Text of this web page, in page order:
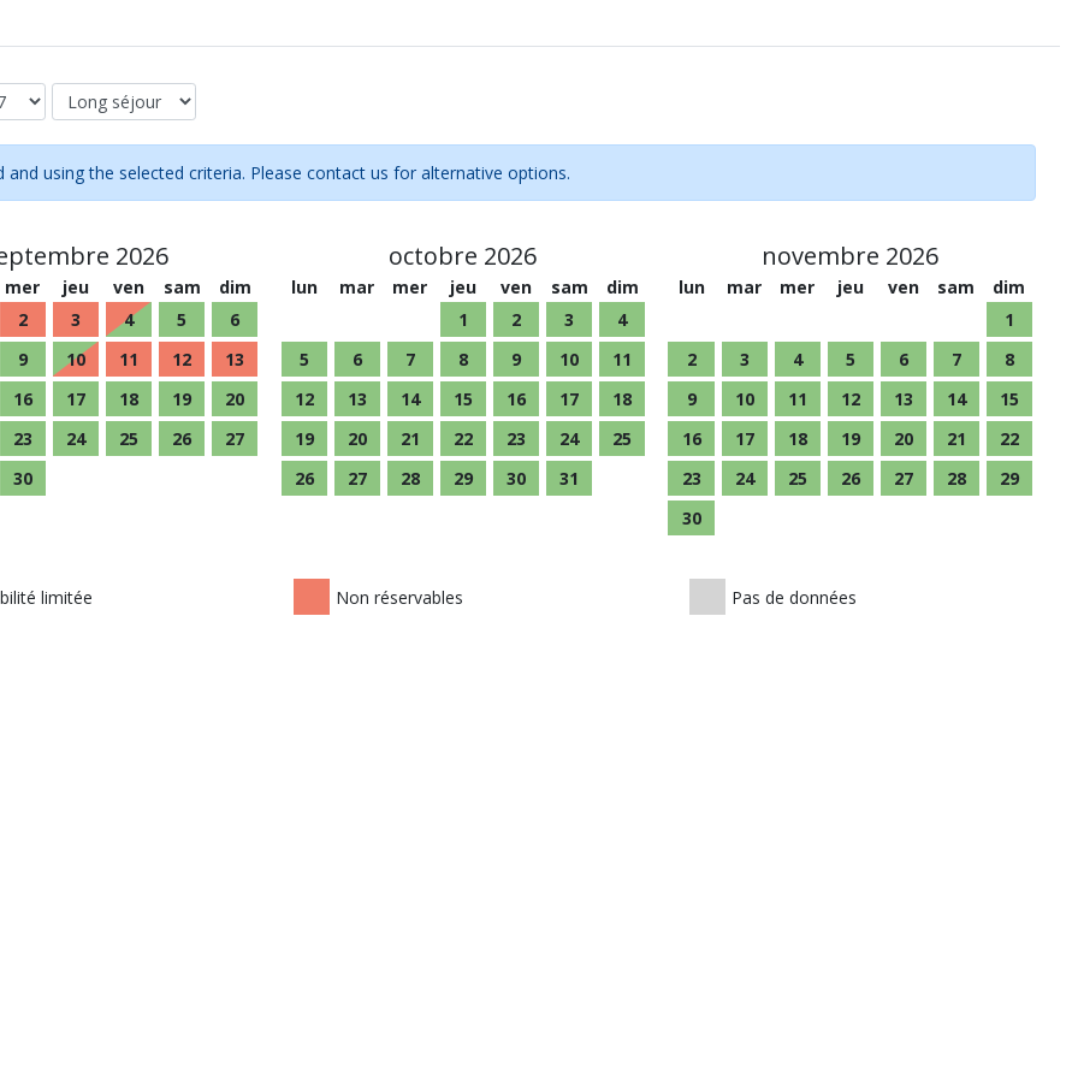
using the selected criteria. Please contact us for alternative options.
2026
mer jeu ven sam
dim
2 3 4 5
6
9 10 11 12
13
16 17 18 19
20
23 24 25 26
27
30
octobre 2026
lun mar mer jeu ven sam
dim
1
2 3
4
5
6 7 8 9 10
11
12
13 14 15 16 17
18
19
20 21 22 23 24
25
26
27 28 29 30 31
novembre 2026
lun mar mer jeu ven sam
dim
1
2
3 4 5 6 7
8
9
10 11 12 13 14
15
16
17 18 19 20 21
22
23
24 25 26 27 28
29
30
limitée Non réservables Pas de données